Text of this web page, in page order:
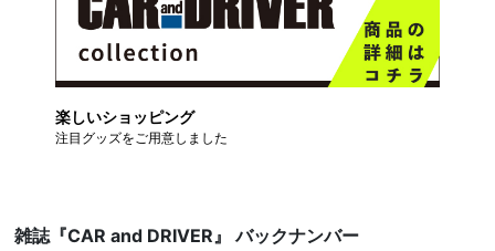
楽しいショッピング
注目グッズをご用意しました
雑誌『CAR and DRIVER』 バックナンバー